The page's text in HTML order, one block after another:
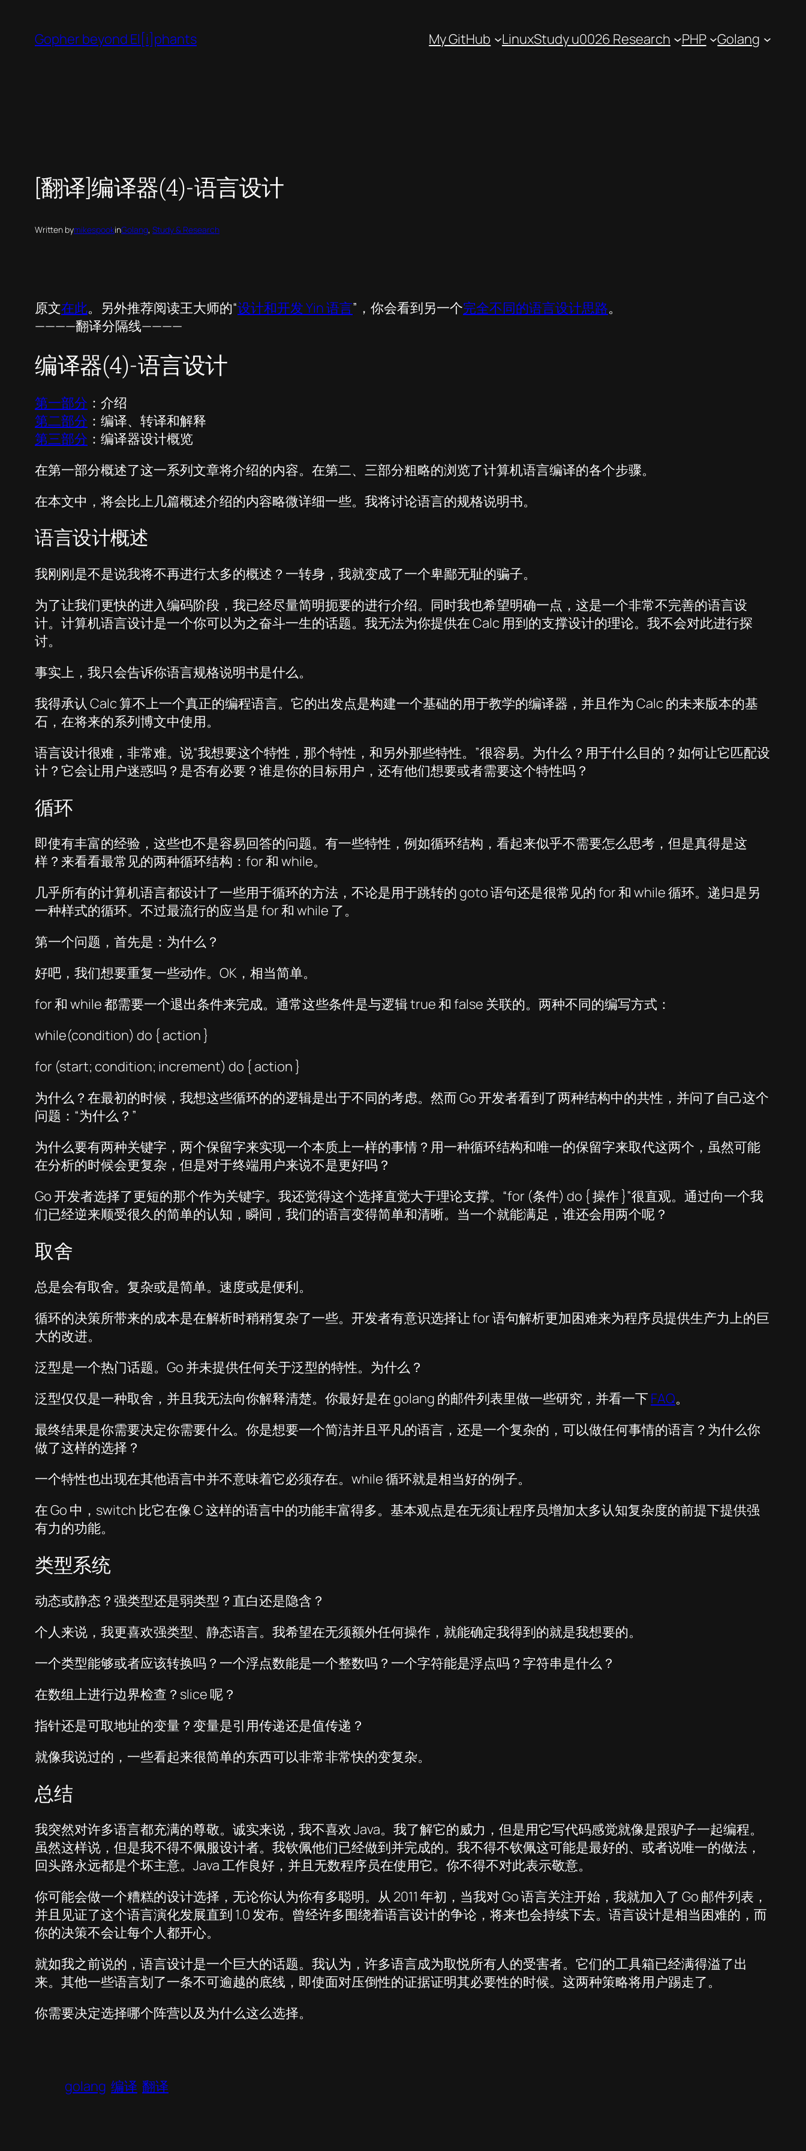
content
Gopher beyond El[i]phants My GitHub LinuxStudy u0026 Research PHP Golang
[翻译]编译器(4)-语言设计
Written bymikespookinGolang, Study & Research
原文在此。另外推荐阅读王大师的“设计和开发 Yin 语言”，你会看到另一个完全不同的语言设计思路。
————翻译分隔线————
编译器(4)-语言设计
第一部分 ：介绍
第二部分 ：编译、转译和解释
第三部分 ：编译器设计概览
在第一部分概述了这一系列文章将介绍的内容。在第二、三部分粗略的浏览了计算机语言编译的各个步骤。
在本文中，将会比上几篇概述介绍的内容略微详细一些。我将讨论语言的规格说明书。
语言设计概述
我刚刚是不是说我将不再进行太多的概述？一转身，我就变成了一个卑鄙无耻的骗子。
为了让我们更快的进入编码阶段，我已经尽量简明扼要的进行介绍。同时我也希望明确一点，这是一个非常不完善的语言设
计。计算机语言设计是一个你可以为之奋斗一生的话题。我无法为你提供在 Calc 用到的支撑设计的理论。我不会对此进行探
讨。
事实上，我只会告诉你语言规格说明书是什么。
我得承认 Calc 算不上一个真正的编程语言。它的出发点是构建一个基础的用于教学的编译器，并且作为 Calc 的未来版本的基
石，在将来的系列博文中使用。
语言设计很难，非常难。说“我想要这个特性，那个特性，和另外那些特性。”很容易。为什么？用于什么目的？如何让它匹配设
计？它会让用户迷惑吗？是否有必要？谁是你的目标用户，还有他们想要或者需要这个特性吗？
循环
即使有丰富的经验，这些也不是容易回答的问题。有一些特性，例如循环结构，看起来似乎不需要怎么思考，但是真得是这
样？来看看最常见的两种循环结构：for 和 while。
几乎所有的计算机语言都设计了一些用于循环的方法，不论是用于跳转的 goto 语句还是很常见的 for 和 while 循环。递归是另
一种样式的循环。不过最流行的应当是 for 和 while 了。
第一个问题，首先是：为什么？
好吧，我们想要重复一些动作。OK，相当简单。
for 和 while 都需要一个退出条件来完成。通常这些条件是与逻辑 true 和 false 关联的。两种不同的编写方式：
while(condition) do { action }
for (start; condition; increment) do { action }
为什么？在最初的时候，我想这些循环的的逻辑是出于不同的考虑。然而 Go 开发者看到了两种结构中的共性，并问了自己这个
问题：“为什么？”
为什么要有两种关键字，两个保留字来实现一个本质上一样的事情？用一种循环结构和唯一的保留字来取代这两个，虽然可能
在分析的时候会更复杂，但是对于终端用户来说不是更好吗？
Go 开发者选择了更短的那个作为关键字。我还觉得这个选择直觉大于理论支撑。“for (条件) do { 操作 }”很直观。通过向一个我
们已经逆来顺受很久的简单的认知，瞬间，我们的语言变得简单和清晰。当一个就能满足，谁还会用两个呢？
取舍
总是会有取舍。复杂或是简单。速度或是便利。
循环的决策所带来的成本是在解析时稍稍复杂了一些。开发者有意识选择让 for 语句解析更加困难来为程序员提供生产力上的巨
大的改进。
泛型是一个热门话题。Go 并未提供任何关于泛型的特性。为什么？
泛型仅仅是一种取舍，并且我无法向你解释清楚。你最好是在 golang 的邮件列表里做一些研究，并看一下 FAQ。
最终结果是你需要决定你需要什么。你是想要一个简洁并且平凡的语言，还是一个复杂的，可以做任何事情的语言？为什么你
做了这样的选择？
一个特性也出现在其他语言中并不意味着它必须存在。while 循环就是相当好的例子。
在 Go 中，switch 比它在像 C 这样的语言中的功能丰富得多。基本观点是在无须让程序员增加太多认知复杂度的前提下提供强
有力的功能。
类型系统
动态或静态？强类型还是弱类型？直白还是隐含？
个人来说，我更喜欢强类型、静态语言。我希望在无须额外任何操作，就能确定我得到的就是我想要的。
一个类型能够或者应该转换吗？一个浮点数能是一个整数吗？一个字符能是浮点吗？字符串是什么？
在数组上进行边界检查？slice 呢？
指针还是可取地址的变量？变量是引用传递还是值传递？
就像我说过的，一些看起来很简单的东西可以非常非常快的变复杂。
总结
我突然对许多语言都充满的尊敬。诚实来说，我不喜欢 Java。我了解它的威力，但是用它写代码感觉就像是跟驴子一起编程。
虽然这样说，但是我不得不佩服设计者。我钦佩他们已经做到并完成的。我不得不钦佩这可能是最好的、或者说唯一的做法，
回头路永远都是个坏主意。Java 工作良好，并且无数程序员在使用它。你不得不对此表示敬意。
你可能会做一个糟糕的设计选择，无论你认为你有多聪明。从 2011 年初，当我对 Go 语言关注开始，我就加入了 Go 邮件列表，
并且见证了这个语言演化发展直到 1.0 发布。曾经许多围绕着语言设计的争论，将来也会持续下去。语言设计是相当困难的，而
你的决策不会让每个人都开心。
就如我之前说的，语言设计是一个巨大的话题。我认为，许多语言成为取悦所有人的受害者。它们的工具箱已经满得溢了出
来。其他一些语言划了一条不可逾越的底线，即使面对压倒性的证据证明其必要性的时候。这两种策略将用户踢走了。
你需要决定选择哪个阵营以及为什么这么选择。
golang 编译 翻译